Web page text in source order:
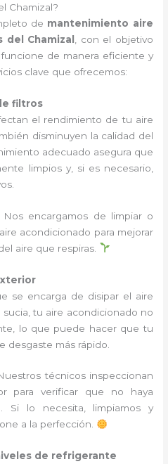
Chamizal?
de mantenimiento aire
Chamizal
, con el objetivo
de manera eficiente y
clave que ofrecemos:
filtros
el rendimiento de tu aire
disminuyen la calidad del
adecuado asegura que
limpios y, si es necesario,
Nos encargamos de limpiar o
acondicionado para mejorar
aire que respiras.
se encarga de disipar el aire
tu aire acondicionado no
lo que puede hacer que tu
desgaste más rápido.
técnicos inspeccionan
para verificar que no haya
Si lo necesita, limpiamos y
a la perfección.
de refrigerante